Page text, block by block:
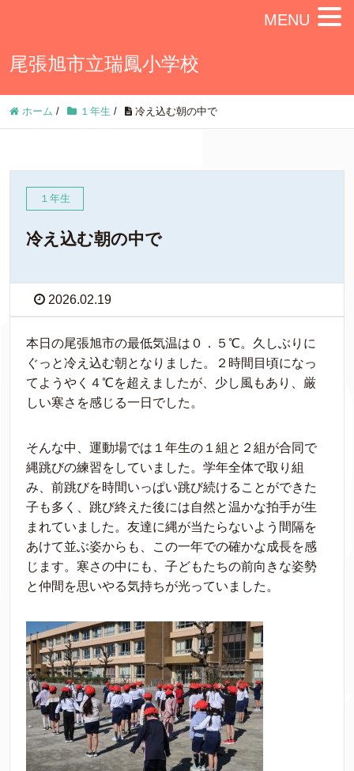
尾張旭市立瑞鳳小学校
ホーム / １年生 / 冷え込む朝の中で
１年生
冷え込む朝の中で
2026.02.19
本日の尾張旭市の最低気温は０．５℃。久しぶりに
ぐっと冷え込む朝となりました。２時間目頃になっ
てようやく４℃を超えましたが、少し風もあり、厳
しい寒さを感じる一日でした。
そんな中、運動場では１年生の１組と２組が合同で
縄跳びの練習をしていました。学年全体で取り組
み、前跳びを時間いっぱい跳び続けることができた
子も多く、跳び終えた後には自然と温かな拍手が生
まれていました。友達に縄が当たらないよう間隔を
あけて並ぶ姿からも、この一年での確かな成長を感
じます。寒さの中にも、子どもたちの前向きな姿勢
と仲間を思いやる気持ちが光っていました。
MENU